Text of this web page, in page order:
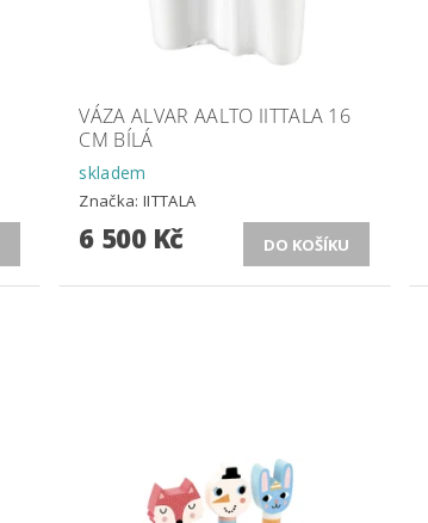
VÁZA ALVAR AALTO IITTALA 16
CM BÍLÁ
skladem
Značka:IITTALA
6 500 Kč